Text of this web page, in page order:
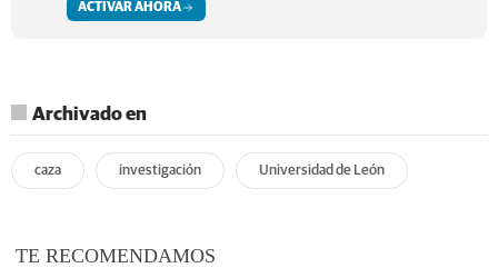
ACTIVAR AHORA
Archivado en
caza investigación Universidad de León
TE RECOMENDAMOS